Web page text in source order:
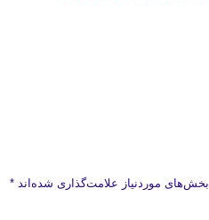
بخش‌های موردنیاز علامت‌گذاری شده‌اند *